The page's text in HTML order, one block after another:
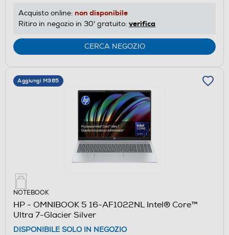
Acquisto online: non disponibile
Ritiro in negozio in 30' gratuito: verifica
CERCA NEGOZIO
Aggiungi M365
NOTEBOOK
HP - OMNIBOOK 5 16-AF1022NL Intel® Core™
Ultra 7-Glacier Silver
DISPONIBILE SOLO IN NEGOZIO